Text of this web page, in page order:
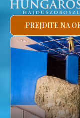
PREJDITE NA